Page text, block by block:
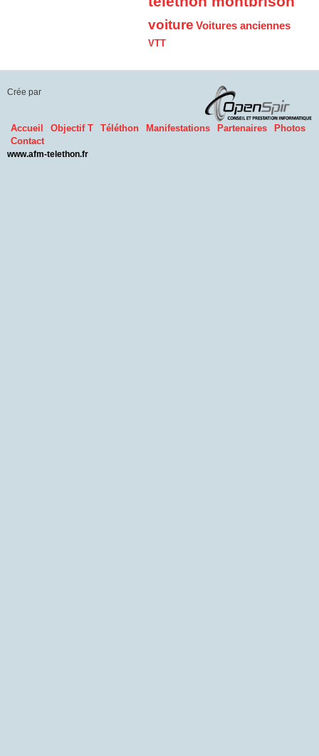
voiture Voitures anciennes
VTT
Crée par
Accueil Objectif T Téléthon Manifestations Partenaires
Photos
Contact
www.afm-telethon.fr